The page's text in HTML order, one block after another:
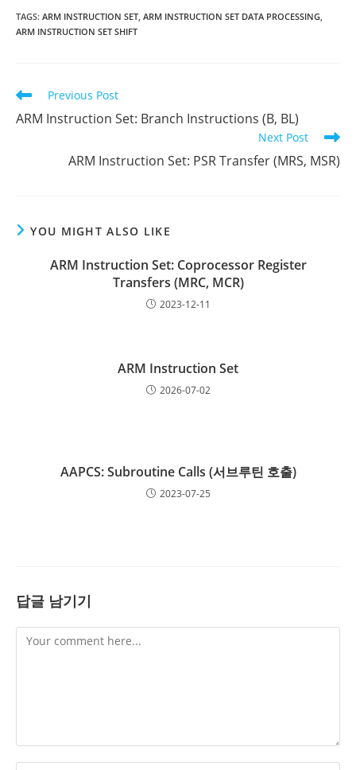
TAGS: ARM INSTRUCTION SET, ARM INSTRUCTION SET DATA PROCESSING,
ARM INSTRUCTION SET SHIFT
Read
articles
Previous Post
ARM Instruction Set: Branch Instructions (B, BL)
Next Post
ARM Instruction Set: PSR Transfer (MRS, MSR)
YOU MIGHT ALSO LIKE
ARM Instruction Set: Coprocessor Register
Transfers (MRC, MCR)
2023-12-11
ARM Instruction Set
2026-07-02
AAPCS: Subroutine Calls (서브루틴 호출)
2023-07-25
답글 남기기
Comment